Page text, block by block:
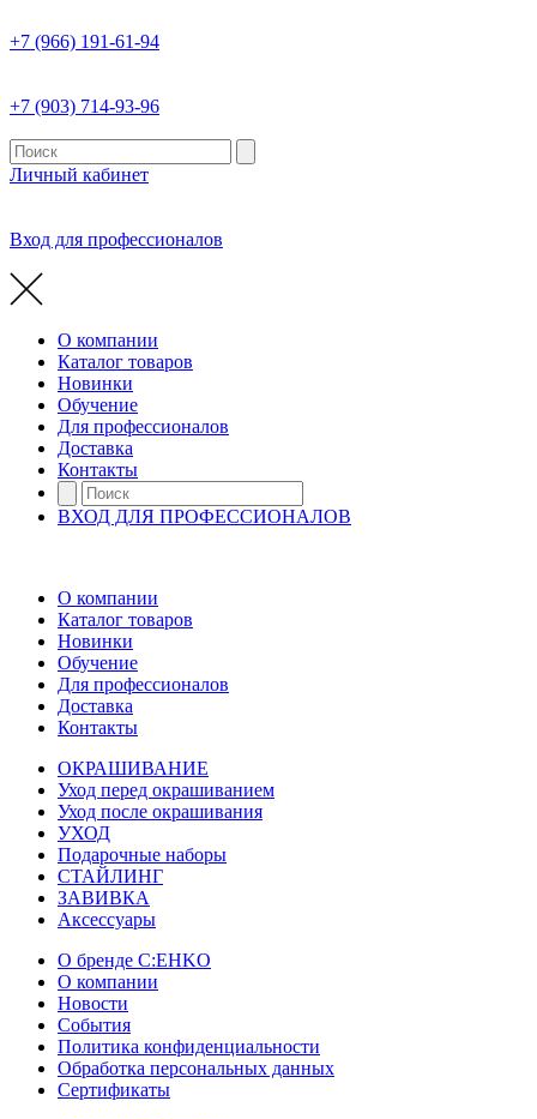
+7 (966) 191-61-94
+7 (903) 714-93-96
Личный кабинет
Вход для профессионалов
О компании
Каталог товаров
Новинки
Обучение
Для профессионалов
Доставка
Контакты
ВХОД ДЛЯ ПРОФЕССИОНАЛОВ
О компании
Каталог товаров
Новинки
Обучение
Для профессионалов
Доставка
Контакты
ОКРАШИВАНИЕ
Уход перед окрашиванием
Уход после окрашивания
УХОД
Подарочные наборы
СТАЙЛИНГ
ЗАВИВКА
Аксессуары
О бренде C:EHKO
О компании
Новости
События
Политика конфиденциальности
Обработка персональных данных
Сертификаты